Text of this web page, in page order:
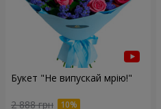
Букет "Не випускай мрію!"
2 888 грн